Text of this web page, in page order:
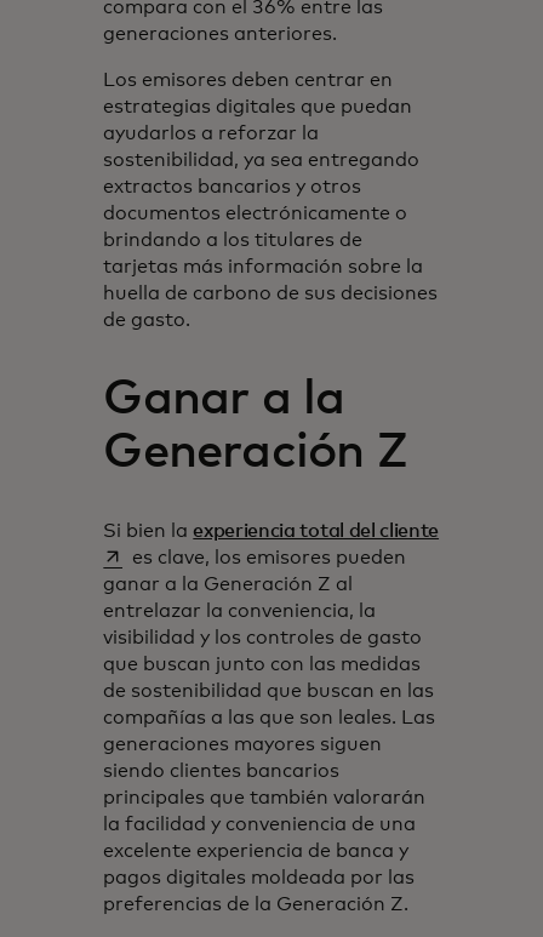
compara con el 36% entre las
generaciones anteriores.
Los emisores deben centrar en
estrategias digitales que puedan
ayudarlos a reforzar la
sostenibilidad, ya sea entregando
extractos bancarios y otros
documentos electrónicamente o
brindando a los titulares de
tarjetas más información sobre la
huella de carbono de sus decisiones
de gasto.
Ganar a la
Generación Z
Si bien la experiencia total del cliente
es clave, los emisores pueden
ganar a la Generación Z al
entrelazar la conveniencia, la
visibilidad y los controles de gasto
que buscan junto con las medidas
de sostenibilidad que buscan en las
compañías a las que son leales. Las
generaciones mayores siguen
siendo clientes bancarios
principales que también valorarán
la facilidad y conveniencia de una
excelente experiencia de banca y
pagos digitales moldeada por las
preferencias de la Generación Z.